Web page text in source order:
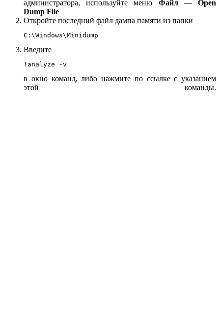
администратора, используйте меню Файл—Open
Dump File
Откройте последний файл дампа памяти из папки
C:\Windows\Minidump
Введите
!analyze -v
в окно команд, либо нажмите по ссылке с указанием
этой команды.